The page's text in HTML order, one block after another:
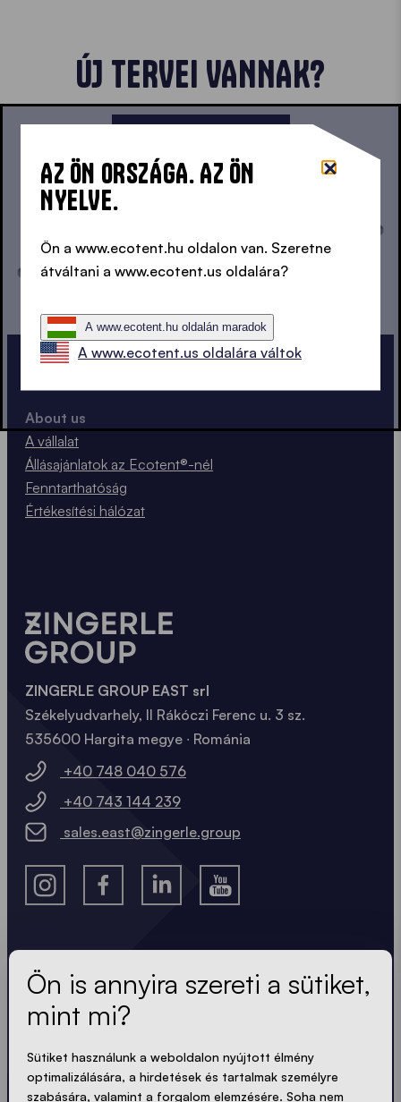
ÚJ TERVEI VANNAK?
A legfrissebb hírek.
Mindig naprakész. Nincs spam! Rövid, ropogós és
About us
A vállalat
Állásajánlatok az Ecotent®-nél
Fenntarthatóság
Értékesítési hálózat
ZINGERLE GROUP EAST srl
Székelyudvarhely, II Rákóczi Ferenc u. 3 sz.
535600 Hargita megye ∙ Románia
+40 748 040 576
+40 743 144 239
sales.east@zingerle.group
AZ ÖN ORSZÁGA. AZ ÖN
NYELVE.
Ön a www.ecotent.hu oldalon van. Szeretne
átváltani a www.ecotent.us oldalára?
A www.ecotent.hu oldalán maradok
A www.ecotent.us oldalára váltok
Ön is annyira szereti a sütiket,
mint mi?
Sütiket használunk a weboldalon nyújtott élmény
optimalizálására, a hirdetések és tartalmak személyre
szabására, valamint a forgalom elemzésére. Soha nem